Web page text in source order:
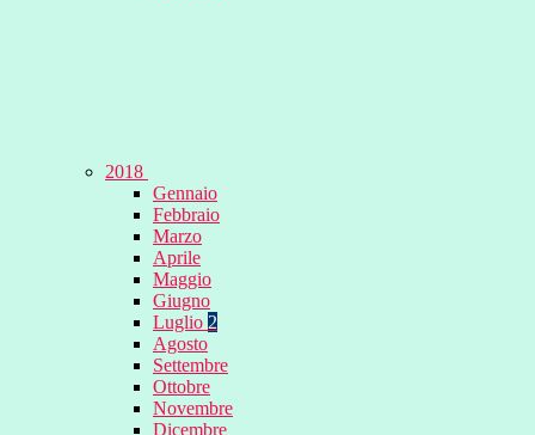
2018
Gennaio
Febbraio
Marzo
Aprile
Maggio
Giugno
Luglio 2
Agosto
Settembre
Ottobre
Novembre
Dicembre